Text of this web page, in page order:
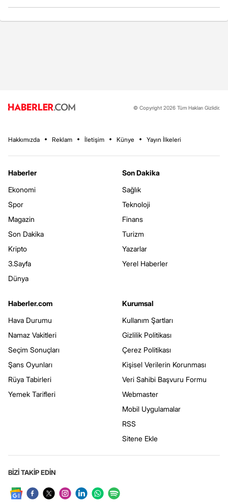
© Copyright 2026 Tüm Hakları Gizlidir.
Hakkımızda Reklam İletişim Künye Yayın İlkeleri
Haberler
Ekonomi
Spor
Magazin
Son Dakika
Kripto
3.Sayfa
Dünya
Son Dakika
Sağlık
Teknoloji
Finans
Turizm
Yazarlar
Yerel Haberler
Haberler.com
Hava Durumu
Namaz Vakitleri
Seçim Sonuçları
Şans Oyunları
Rüya Tabirleri
Yemek Tarifleri
Kurumsal
Kullanım Şartları
Gizlilik Politikası
Çerez Politikası
Kişisel Verilerin Korunması
Veri Sahibi Başvuru Formu
Webmaster
Mobil Uygulamalar
RSS
Sitene Ekle
BİZİ TAKİP EDİN